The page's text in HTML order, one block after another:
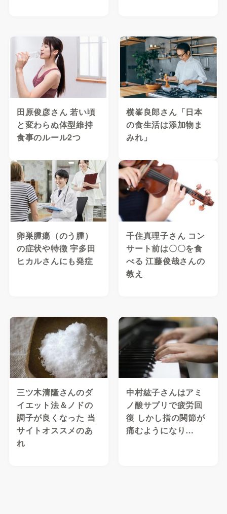
田原俊彦さん 若い頃
と変わらぬ体型維持
食事のルール2つ
横峯良郎さん「日本
の食生活は添加物ま
みれ」
卵巣腫瘍（のう腫）
の症状や特徴 宇多田
ヒカルさんにも発症
千住真理子さん コン
サート前は〇〇を食
べる 江藤俊哉さんの
教え
三ツ木清隆さんのダ
イエット法＆ノドの
調子が良くなった 当
サイトオススメのあ
れ
中村紘子さんはアミ
ノ酸サプリで疲労回
復 しかし指の関節が
痛むようになり…